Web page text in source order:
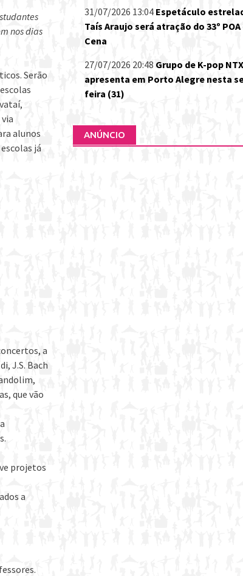
nos dias
Serão
alunos
já
a
J.S. Bach
que vão
projetos
a
31/07/2026 13:04 Espetáculo
Taís Araujo será atração do 33º POA
Cena
27/07/2026 20:48 Grupo de K-pop
apresenta em Porto Alegre nesta
feira (31)
ANÚNCIO